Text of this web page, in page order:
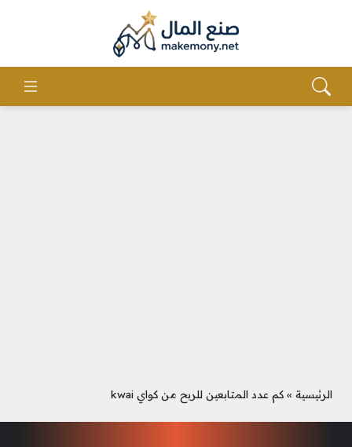
الرئيسية » كم عدد المتابعين للربح من كواي kwai